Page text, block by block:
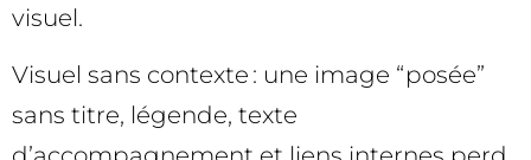
visuel.
Visuel sans contexte : une image “posée”
sans titre, légende, texte